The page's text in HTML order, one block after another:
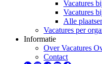
Vacatures
Vacatures
Alle
Vacatures per
Informatie
Over Vacatures
Contact